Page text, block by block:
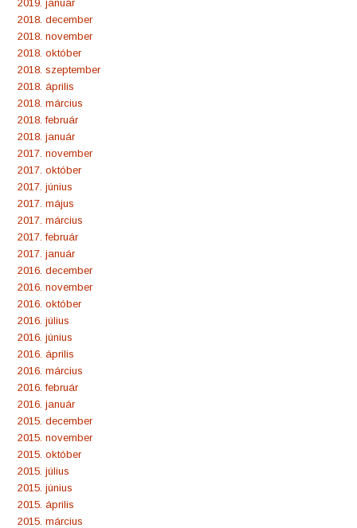
2019. január
2018. december
2018. november
2018. október
2018. szeptember
2018. április
2018. március
2018. február
2018. január
2017. november
2017. október
2017. június
2017. május
2017. március
2017. február
2017. január
2016. december
2016. november
2016. október
2016. július
2016. június
2016. április
2016. március
2016. február
2016. január
2015. december
2015. november
2015. október
2015. július
2015. június
2015. április
2015. március